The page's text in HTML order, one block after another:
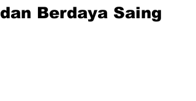
dan Berdaya Saing